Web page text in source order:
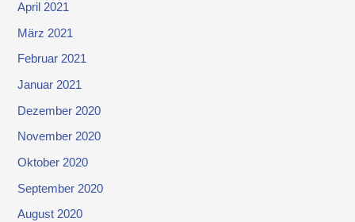
April 2021
März 2021
Februar 2021
Januar 2021
Dezember 2020
November 2020
Oktober 2020
September 2020
August 2020